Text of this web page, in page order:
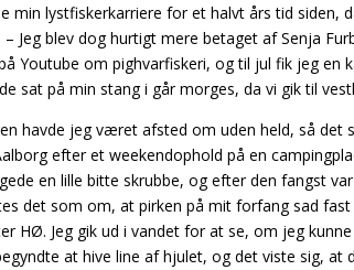
min lystfiskerkarriere for et halvt års tid
– Jeg blev dog hurtigt mere betaget af Senja
Youtube om pighvarfiskeri, og til jul fik jeg
sat på min stang i går morges, da vi gik til
havde jeg været afsted om uden held, så
efter et weekendophold på en
en lille bitte skrubbe, og efter den fangst
det som om, at pirken på mit forfang sad
HØ. Jeg gik ud i vandet for at se, om jeg
at hive line af hjulet, og det viste sig,